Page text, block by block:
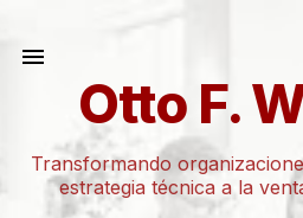
Otto F.
Transformando
estrategia técnica a la